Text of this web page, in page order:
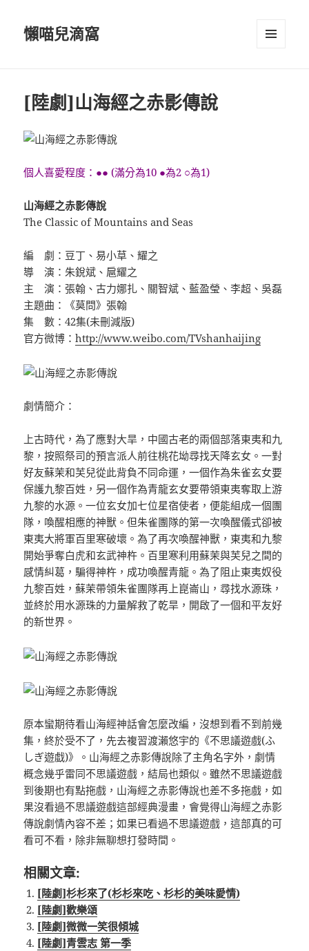
懶喵兒滴窩
[陸劇]山海經之赤影傳說
個人喜愛程度：●● (滿分為10 ●為2 ○為1)
山海經之赤影傳說
The Classic of Mountains and Seas
編 劇：豆丁、易小草、耀之
導 演：朱銳斌、扈耀之
主 演：張翰、古力娜扎、關智斌、藍盈瑩、李超、吳磊
主題曲：《莫問》張翰
集 數：42集(未刪減版)
官方微博：http://www.weibo.com/TVshanhaijing
劇情簡介：
上古時代，為了應對大旱，中國古老的兩個部落東夷和九
黎，按照祭司的預言派人前往桃花坳尋找天降玄女。一對
好友蘇茉和芙兒從此背負不同命運，一個作為朱雀玄女要
保護九黎百姓，另一個作為青龍玄女要帶領東夷奪取上游
九黎的水源。一位玄女加七位星宿使者，便能組成一個團
隊，喚醒相應的神獸。但朱雀團隊的第一次喚醒儀式卻被
東夷大將軍百里寒破壞。為了再次喚醒神獸，東夷和九黎
開始爭奪白虎和玄武神杵。百里寒利用蘇茉與芙兒之間的
感情糾葛，騙得神杵，成功喚醒青龍。為了阻止東夷奴役
九黎百姓，蘇茉帶領朱雀團隊再上崑崙山，尋找水源珠，
並終於用水源珠的力量解救了乾旱，開啟了一個和平友好
的新世界。
原本蠻期待看山海經神話會怎麼改編，沒想到看不到前幾
集，終於受不了，先去複習渡瀨悠宇的《不思議遊戲(ふ
しぎ遊戱)》。山海經之赤影傳說除了主角名字外，劇情
概念幾乎雷同不思議遊戲，結局也類似。雖然不思議遊戲
到後期也有點拖戲，山海經之赤影傳說也差不多拖戲，如
果沒看過不思議遊戲這部經典漫畫，會覺得山海經之赤影
傳說劇情內容不差；如果已看過不思議遊戲，這部真的可
看可不看，除非無聊想打發時間。
相關文章:
[陸劇]杉杉來了(杉杉來吃、杉杉的美味愛情)
[陸劇]歡樂頌
[陸劇]微微一笑很傾城
[陸劇]青雲志 第一季